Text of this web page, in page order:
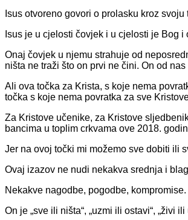
Isus otvoreno govori o prolasku kroz
Isus je u cjelosti čovjek i u cjelosti je Bog
Onaj čovjek u njemu strahuje od
ništa ne traži što on prvi ne čini. On od
Ali ova točka za Krista, s koje nema
točka s koje nema povratka za sve
Za Kristove učenike, za Kristove
bancima u toplim crkvama ove 2018.
Jer na ovoj točki mi možemo sve dobiti ili
Ovaj izazov ne nudi nekakva srednja i
Nekakve nagodbe, pogodbe, kompromise.
On je „sve ili ništa“, „uzmi ili ostavi“, „živi ili